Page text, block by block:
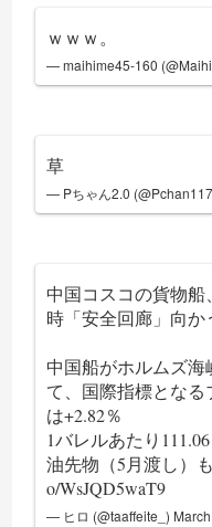
ｗｗｗ。
— maihime45-160
草
— Pちゃん2.0
中国コスコの貨物
時「安全回廊」向か
中国船がホルムズ
て、国際指標となる
は+2.82％
1バレルあたり
油先物（5月渡し）
o/WsJQD5waT9
— ヒロ (@taaffeite_)